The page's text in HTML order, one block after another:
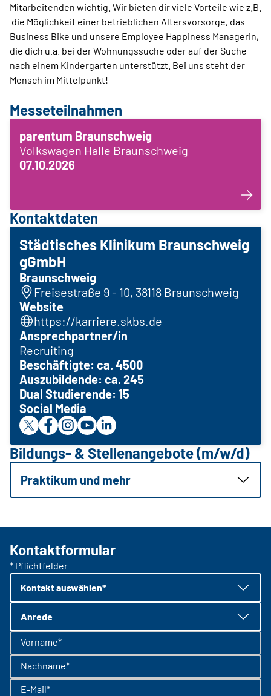
Mitarbeitenden wichtig. Wir bieten dir viele Vorteile wie z.B.
die Möglichkeit einer betrieblichen Altersvorsorge, das
Business Bike und unsere Employee Happiness Managerin,
die dich u.a. bei der Wohnungssuche oder auf der Suche
nach einem Kindergarten unterstützt. Bei uns steht der
Mensch im Mittelpunkt!
Messeteilnahmen
parentum Braunschweig
Volkswagen Halle Braunschweig
07.10.2026
Kontaktdaten
Städtisches Klinikum Braunschweig
gGmbH
Braunschweig
Freisestraße 9 - 10, 38118 Braunschweig
Website
https://karriere.skbs.de
Ansprechpartner/in
Recruiting
Beschäftigte: ca. 4500
Auszubildende: ca. 245
Dual Studierende: 15
Social Media
Bildungs- & Stellenangebote (m/w/d)
Praktikum und mehr
Kontaktformular
* Pflichtfelder
Kontakt auswählen*
Anrede
Vorname*
Nachname*
E-Mail*